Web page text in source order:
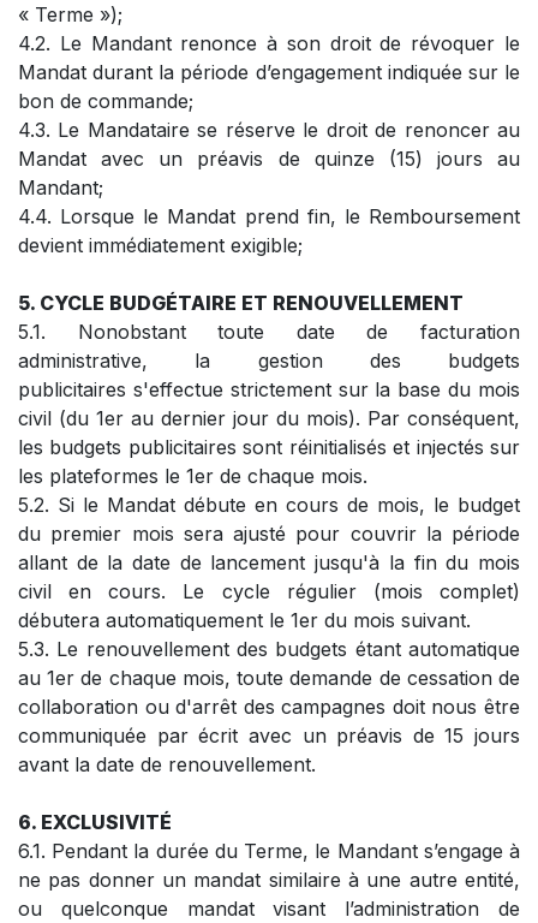
« Terme »);
4.2. Le Mandant renonce à son droit de révoquer le
Mandat durant la période d’engagement indiquée sur le
bon de commande;
4.3. Le Mandataire se réserve le droit de renoncer au
Mandat avec un préavis de quinze (15) jours au
Mandant;
4.4. Lorsque le Mandat prend fin, le Remboursement
devient immédiatement exigible;
5. CYCLE BUDGÉTAIRE ET RENOUVELLEMENT
5.1. Nonobstant toute date de facturation
administrative, la gestion des budgets
publicitaires s'effectue strictement sur la base du mois
civil (du 1er au dernier jour du mois). Par conséquent,
les budgets publicitaires sont réinitialisés et injectés sur
les plateformes le 1er de chaque mois.
5.2. Si le Mandat débute en cours de mois, le budget
du premier mois sera ajusté pour couvrir la période
allant de la date de lancement jusqu'à la fin du mois
civil en cours. Le cycle régulier (mois complet)
débutera automatiquement le 1er du mois suivant.
5.3. Le renouvellement des budgets étant automatique
au 1er de chaque mois, toute demande de cessation de
collaboration ou d'arrêt des campagnes doit nous être
communiquée par écrit avec un préavis de 15 jours
avant la date de renouvellement.
6. EXCLUSIVITÉ
6.1. Pendant la durée du Terme, le Mandant s’engage à
ne pas donner un mandat similaire à une autre entité,
ou quelconque mandat visant l’administration de